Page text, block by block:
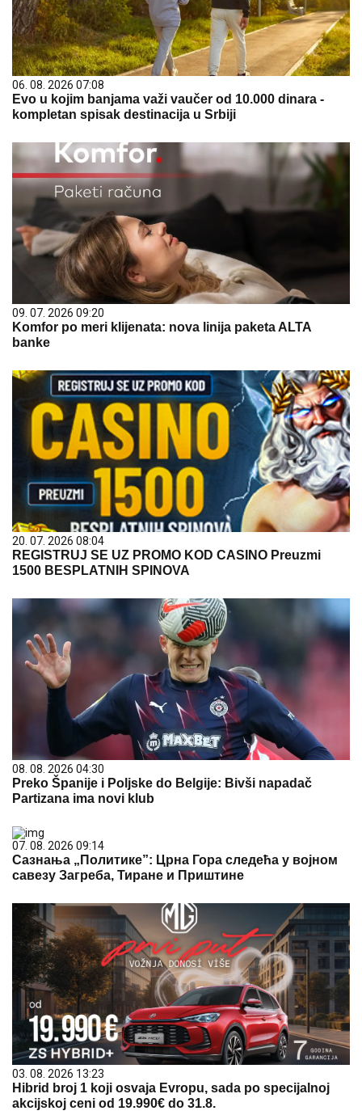
06. 08. 2026 07:08
Evo u kojim banjama važi vaučer od 10.000 dinara -
kompletan spisak destinacija u Srbiji
09. 07. 2026 09:20
Komfor po meri klijenata: nova linija paketa ALTA
banke
20. 07. 2026 08:04
REGISTRUJ SE UZ PROMO KOD CASINO Preuzmi
1500 BESPLATNIH SPINOVA
08. 08. 2026 04:30
Preko Španije i Poljske do Belgije: Bivši napadač
Partizana ima novi klub
07. 08. 2026 09:14
Сазнања „Политике”: Црна Гора следећа у војном
савезу Загреба, Тиране и Приштине
03. 08. 2026 13:23
Hibrid broj 1 koji osvaja Evropu, sada po specijalnoj
akcijskoj ceni od 19.990€ do 31.8.